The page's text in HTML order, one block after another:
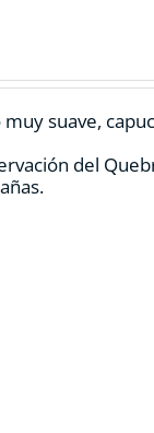
suave,
del